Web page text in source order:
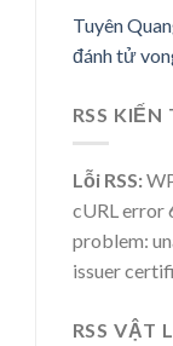
Tuyên
đánh tử
RSS KIẾN
Lỗi RSS:
cURL error
problem:
issuer
RSS VẬT